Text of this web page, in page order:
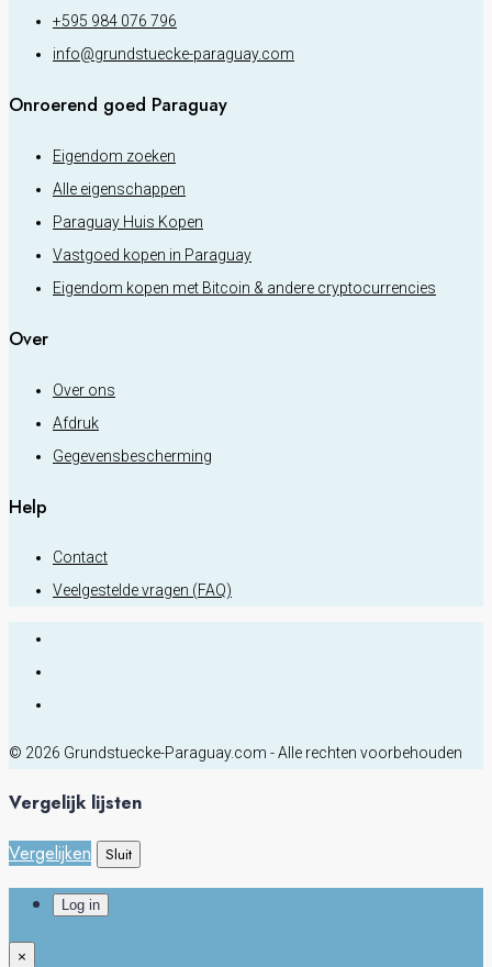
+595 984 076 796
info@grundstuecke-paraguay.com
Onroerend goed Paraguay
Eigendom zoeken
Alle eigenschappen
Paraguay Huis Kopen
Vastgoed kopen in Paraguay
Eigendom kopen met Bitcoin & andere cryptocurrencies
Over
Over ons
Afdruk
Gegevensbescherming
Help
Contact
Veelgestelde vragen (FAQ)
© 2026 Grundstuecke-Paraguay.com - Alle rechten voorbehouden
Vergelijk lijsten
Vergelijken
Sluit
Log in
×